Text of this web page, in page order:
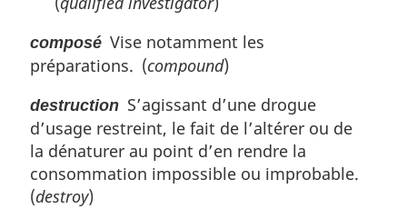
composé Vise notamment les
préparations. (compound)
destruction S’agissant d’une drogue
d’usage restreint, le fait de l’altérer ou de
la dénaturer au point d’en rendre la
consommation impossible ou improbable.
(destroy)